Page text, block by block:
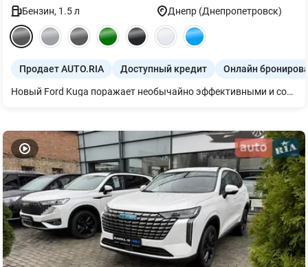
Бензин, 1.5л Днепр (Днепропетровск)
Продает AUTO.RIA Доступный кредит Онлайн
Новый Ford Kuga поражает необычайно эффективными и современными двигателями: полным гибридом FHEV, гибридом Plug-In и мощным бензиновым двигателем. Модель предлагается в различных комплектациях: элегантном Titanium и Titanium Plus, стильном ST-Line X и ST-Line X Plus со спортивным характером, а также в версии Active X, которая отличается энергичным и динамичным дизайном. Новый 13,2-дюймовый сенсорный экран SYNC 4 (5) обеспечивает еще больше возможностей подключения с беспроводным подключением Apple CarPlay и Android Auto.